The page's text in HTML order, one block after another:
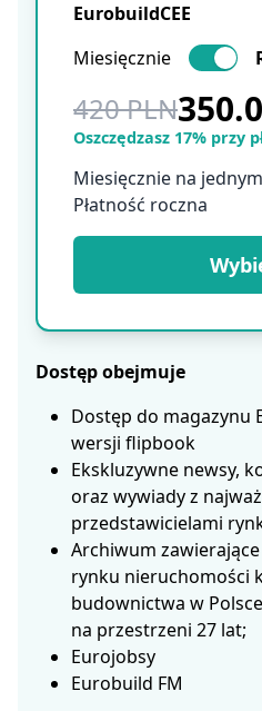
EurobuildCEE
Miesięcznie
420 PLN
Oszczędzasz 17% przy
Miesięcznie na
Płatność roczna
Dostęp obejmuje
Dostęp do magazynu
wersji flipbook
Ekskluzywne newsy,
oraz wywiady z
przedstawicielami
Archiwum
rynku nieruchomości
budownictwa w
na przestrzeni 27 lat;
Eurojobsy
Eurobuild FM